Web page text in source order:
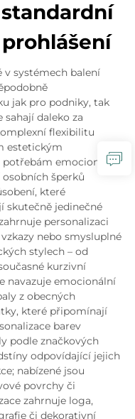
v systémech balení
jak pro podniky, tak
sahají daleko za
flexibilitu
estetickým
potřebám emocionální
šperků
které
skutečně jedinečné
personalizaci
nebo smysluplné
stylech – od
kurzivní
navazuje emocionální
z obecných
které připomínají
barev
podle značkových
odpovídající jejich
nabízené jsou
povrchy či
zahrnuje loga,
či dekorativní